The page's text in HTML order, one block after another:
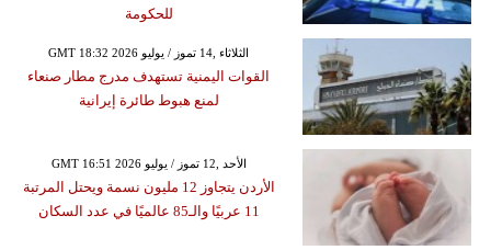
للحكومة
GMT 18:32 2026 الثلاثاء ,14 تموز / يوليو
القوات اليمنية تستهدف مدرج مطار صنعاء
لمنع هبوط طائرة إيرانية
GMT 16:51 2026 الأحد ,12 تموز / يوليو
الأردن يتجاوز 12 مليون نسمة ويحتل المرتبة
11 عربيًا والـ85 عالميًا في عدد السكان